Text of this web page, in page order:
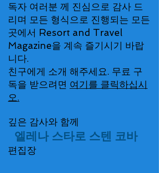
독자 여러분 께 진심으로 감사 드
리며 모든 형식으로 진행되는 모든
곳에서 Resort and Travel
Magazine을 계속 즐기시기 바랍
니다.
친구에게 소개 해주세요. 무료 구
독을 받으려면 여기를 클릭하십시
오.
깊은 감사와 함께
엘레나 스타로 스텐 코바
편집장